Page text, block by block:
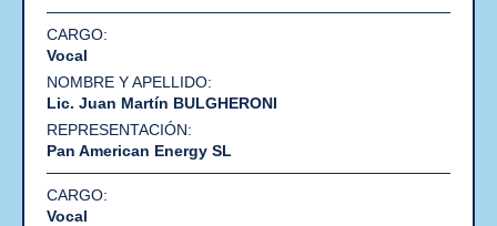
Vocal
Lic. Juan Martín BULGHERONI
Pan American Energy SL
Vocal